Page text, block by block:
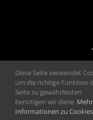
LANGSAM
Hrovat's röstet
•
Diese Seite verwendet
um die richtige Funktion
Seite zu gewährleisten
benötigen wir diese. Mehr
Informationen zu Cookies